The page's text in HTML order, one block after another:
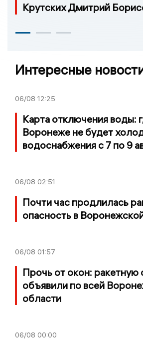
Крутских Дмитрий
Интересные
06/08 12:25
Карта отключения воды:
Воронеже не будет
водоснабжения с 7 по 9
06/08 02:51
Почти час продлилась
опасность в
06/08 01:57
Прочь от окон: ракетную
объявили по всей
области
06/08 00:00